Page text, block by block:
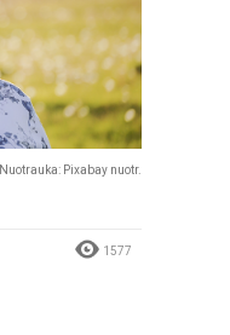
Nuotrauka: Pixabay nuotr.
1577